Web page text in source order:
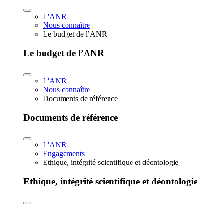
L'ANR
Nous connaître
Le budget de l’ANR
Le budget de l’ANR
L'ANR
Nous connaître
Documents de référence
Documents de référence
L'ANR
Engagements
Ethique, intégrité scientifique et déontologie
Ethique, intégrité scientifique et déontologie